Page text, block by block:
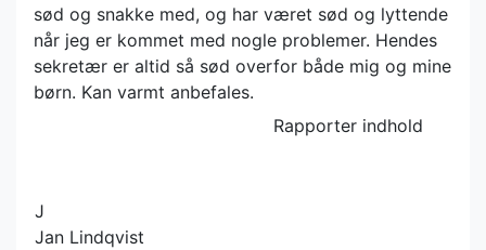
sød og snakke med, og har været sød og lyttende
når jeg er kommet med nogle problemer. Hendes
sekretær er altid så sød overfor både mig og mine
børn. Kan varmt anbefales.
Rapporter indhold
J
Jan Lindqvist